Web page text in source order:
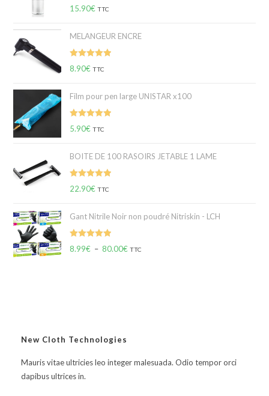
Note5.00
15.90€ TTC
MELANGEUR ENCRE
Note5.00
8.90€ TTC
Film pour pen large UNISTAR x100
Note5.00
5.90€ TTC
BOITE DE 100 RASOIRS JETABLE 1 LAME
Note5.00
22.90€ TTC
Gant Nitrile Noir non poudré Nitriskin - LCH
Note5.00
8.99€ – 80.00€ TTC
New Cloth Technologies
Mauris vitae ultricies leo integer malesuada. Odio tempor orci
dapibus ultrices in.